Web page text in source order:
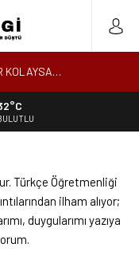
KOLAYSA…
Türkçe Öğretmenliği
ilham alıyor;
duygularımı yazıya